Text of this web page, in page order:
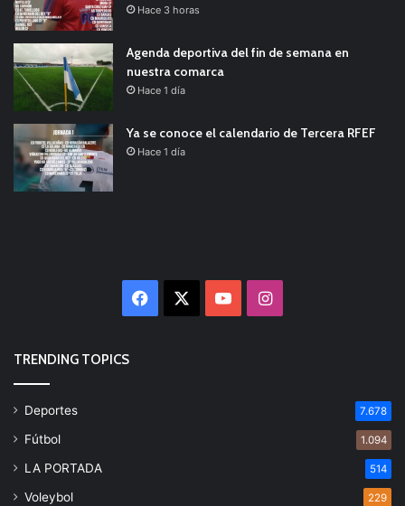
Hace 3 horas
Agenda deportiva del fin de semana en
nuestra comarca
Hace 1 día
Ya se conoce el calendario de Tercera RFEF
Hace 1 día
Facebook YouTubeInstagram
TRENDING TOPICS
Deportes 7.678
Fútbol 1.094
LA PORTADA 514
Voleybol 229